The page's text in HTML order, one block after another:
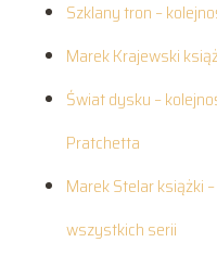
Szklany tron –
Marek Krajewski
Świat dysku –
Pratchetta
Marek Stelar książki
wszystkich serii